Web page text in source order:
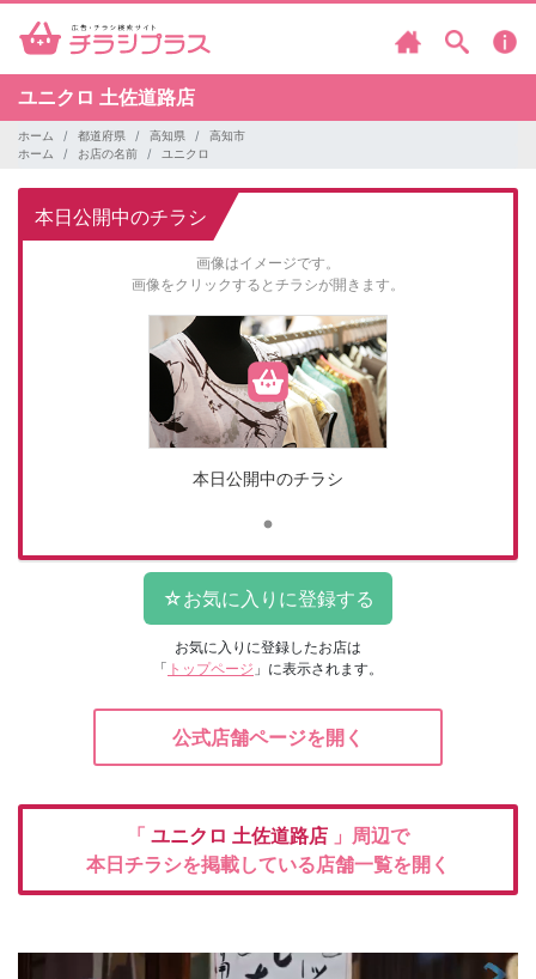
ユニクロ 土佐道路店
ホーム 都道府県 高知県
高知市
ホーム
お店の名前 ユニクロ
本日公開中のチラシ
画像はイメージです。
画像をクリックするとチラシが開きます。
本日公開中のチラシ
お気に入りに登録したお店は
「 トップページ 」に表示されます。
公式店舗ページを開く
「 ユニクロ 土佐道路店 」周辺で
本日チラシを掲載している店舗一覧を開く